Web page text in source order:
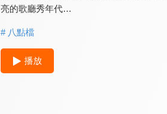
亮的歌廳秀年代…
# 八點檔
播放